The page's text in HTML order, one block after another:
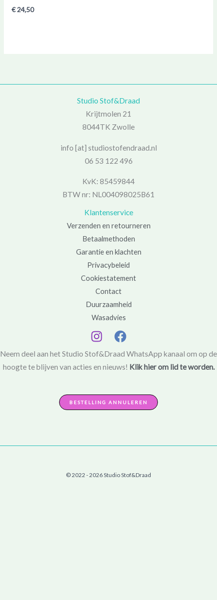
€24,50
Studio Stof&Draad
Krijtmolen 21
8044TK Zwolle
info [at] studiostofendraad.nl
06 53 122 496
KvK: 85459844
BTW nr: NL004098025B61
Klantenservice
Verzenden en retourneren
Betaalmethoden
Garantie en klachten
Privacybeleid
Cookiestatement
Contact
Duurzaamheid
Wasadvies
Neem deel aan het Studio Stof&Draad WhatsApp kanaal om op de
hoogte te blijven van acties en nieuws! Klik hier om lid te worden.
BESTELLING ANNULEREN
© 2022 - 2026 Studio Stof&Draad